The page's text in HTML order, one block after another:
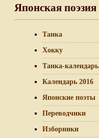
Японская поэзия
Танка
Хокку
Танка-календарь
Календарь 2016
Японские поэты
Переводчики
Изборники